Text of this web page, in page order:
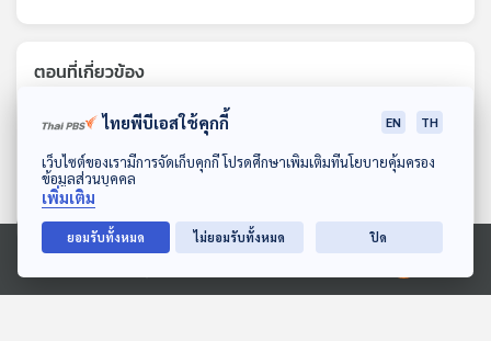
ดาวน์โหลด Thai PBS Podcast Application
Ⓒ 2020 องค์การกระจายเสียงและแพร่ภาพสาธารณะแห่งประเทศไทย
ตอนที่เกี่ยวข้อง
ไทยพีบีเอสใช้คุกกี้ EN TH
เว็บไซต์ของเรามีการจัดเก็บคุกกี้ โปรดศึกษาเพิ่มเติมที่นโยบายคุ้มครอง
ข้อมูลส่วนบุคคล
เพิ่มเติม
ยอมรับทั้งหมด ไม่ยอมรับทั้งหมด ปิด